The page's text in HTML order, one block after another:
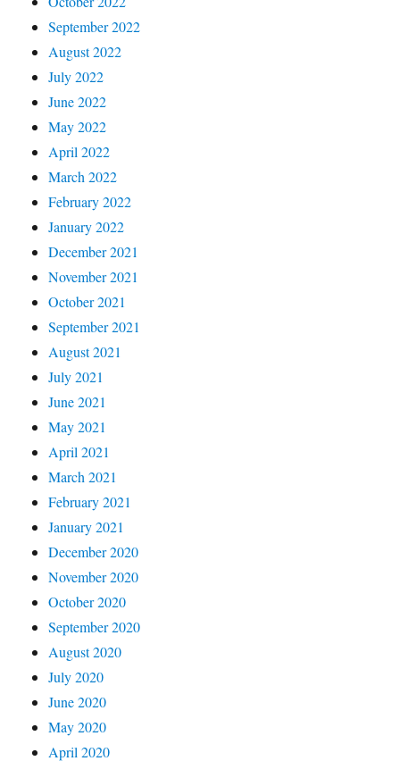
September 2022
August 2022
July 2022
June 2022
May 2022
April 2022
March 2022
February 2022
January 2022
December 2021
November 2021
October 2021
September 2021
August 2021
July 2021
June 2021
May 2021
April 2021
March 2021
February 2021
January 2021
December 2020
November 2020
October 2020
September 2020
August 2020
July 2020
June 2020
May 2020
April 2020